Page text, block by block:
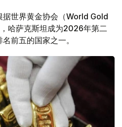
据世界黄金协会（World Gold
哈萨克斯坦成为2026年第二
前五的国家之一。